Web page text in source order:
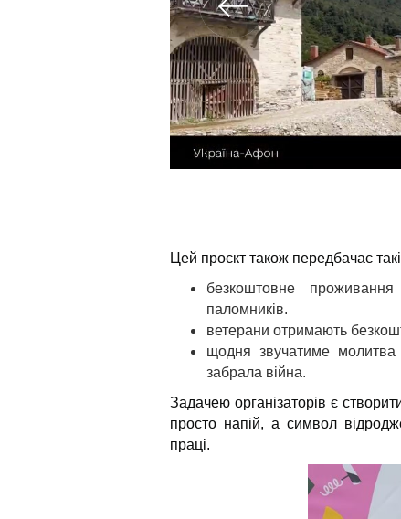
Цей проєкт також передбачає такі
безкоштовне
паломників.
ветерани отримають
щодня звучатиме
забрала війна.
Задачею організаторів є
просто напій, а символ
праці.